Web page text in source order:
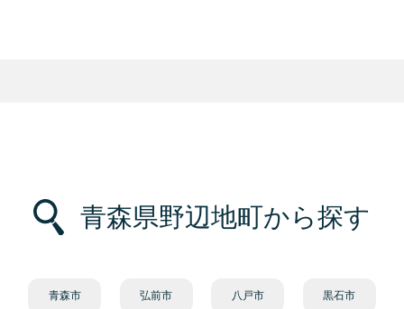
青森県野辺地町から探す
青森市 弘前市 八戸市 黒石市